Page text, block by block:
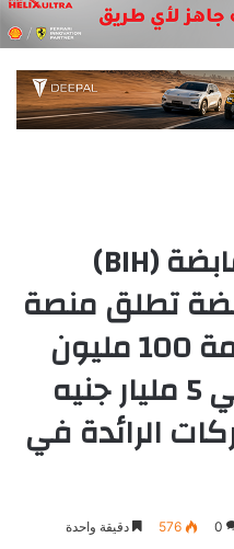
بلتون للاستثمار القابضة (BIH)
تطلق منصة
لحلول تمويلية بقيمة 100 مليون
دولار أمريكي (حوالي 5 مليار جنيه
الرائدة في
0
576 دقيقة واحدة